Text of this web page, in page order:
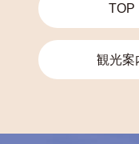
TOP
観光案